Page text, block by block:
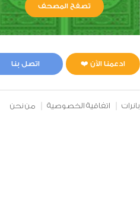
تصفح المصحف
ادعمنا الآن ❤️ اتصل بنا
بانرات اتفاقية الخصوصية من نحن